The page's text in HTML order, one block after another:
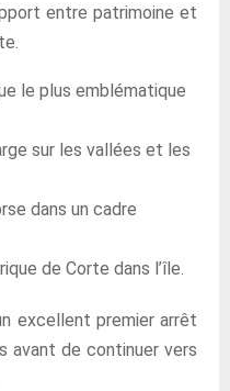
entre patrimoine et
le plus emblématique
sur les vallées et les
dans un cadre
de Corte dans l’île.
excellent premier arrêt
avant de continuer vers